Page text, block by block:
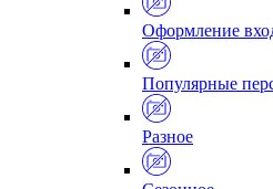
Оформление
Популярные
Разное